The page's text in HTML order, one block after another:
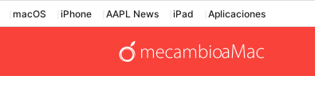
macOS iPhone AAPL News iPad Aplicaciones